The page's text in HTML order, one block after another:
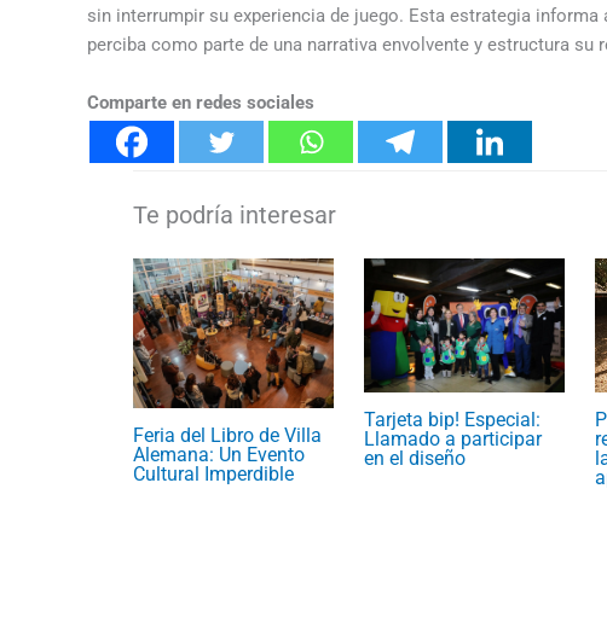
sin interrumpir su experiencia de juego. Esta estrategia
perciba como parte de una narrativa envolvente y estructura su
Comparte en redes sociales
Feria del Libro de Villa
Alemana: Un Evento
Cultural Imperdible
Tarjeta bip! Especial:
Llamado a participar
en el diseño